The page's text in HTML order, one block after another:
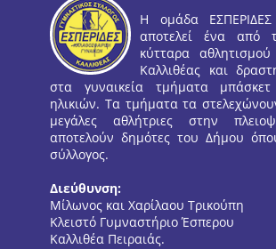
Η ομάδα ΕΣΠΕΡΙΔΕΣ
αποτελεί ένα από
κύτταρα
Καλλιθέας και
στα γυναικεία τμήματα
ηλικιών. Τα τμήματα τα
μεγάλες αθλήτριες στην
αποτελούν δημότες του Δήμου
σύλλογος.
Διεύθυνση:
Μίλωνος και Χαρίλαου Τρικούπη
Κλειστό Γυμναστήριο Έσπερου
Καλλιθέα Πειραιάς.